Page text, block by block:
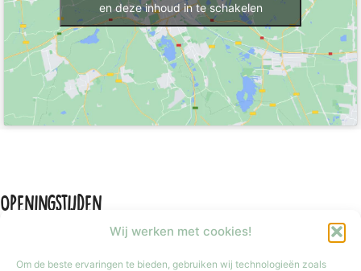
Wij werken met cookies!
Om de beste ervaringen te bieden, gebruiken wij technologieën zoals
en deze inhoud in te schakelen
Openingstijden